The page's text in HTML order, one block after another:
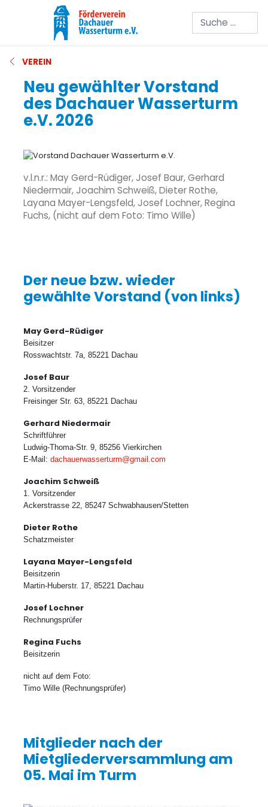
Suchen
VEREIN
Neu gewählter Vorstand
des Dachauer Wasserturm
e.V. 2026
v.l.n.r.: May Gerd-Rüdiger, Josef Baur, Gerhard
Niedermair, Joachim Schweiß, Dieter Rothe,
Layana Mayer-Lengsfeld, Josef Lochner, Regina
Fuchs, (nicht auf dem Foto: Timo Wille)
Der neue bzw. wieder
gewählte Vorstand (von links)
May Gerd-Rüdiger
Beisitzer
Rosswachtstr. 7a, 85221 Dachau
Josef Baur
2. Vorsitzender
Freisinger Str. 63, 85221 Dachau
Gerhard Niedermair
Schriftführer
Ludwig-Thoma-Str. 9, 85256 Vierkirchen
E-Mail:dachauerwasserturm@gmail.com
Joachim Schweiß
1. Vorsitzender
Ackerstrasse 22, 85247 Schwabhausen/Stetten
Dieter Rothe
Schatzmeister
Layana Mayer-Lengsfeld
Beisitzerin
Martin-Huberstr. 17, 85221 Dachau
Josef Lochner
Rechnungsprüfer
Regina Fuchs
Beisitzerin
nicht auf dem Foto:
Timo Wille (Rechnungsprüfer)
Mitglieder nach der
Mietgliederversammlung am
05. Mai im Turm